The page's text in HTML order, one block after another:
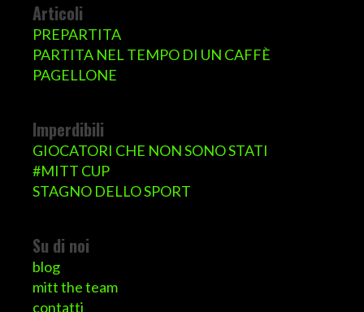
Articoli
PREPARTITA
PARTITA NEL TEMPO DI UN CAFFÈ
PAGELLONE
Imperdibili
GIOCATORI CHE NON SONO STATI
#MITT CUP
STAGNO DELLO SPORT
Su di noi
blog
mitt the team
contatti